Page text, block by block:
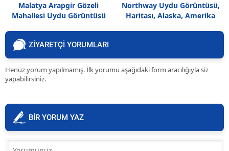
Malatya Arapgir Gözeli
Mahallesi Uydu Görüntüsü
Northway Uydu Görüntüsü,
Haritası, Alaska, Amerika
ZİYARETÇİ YORUMLARI
Henüz yorum yapılmamış. İlk yorumu aşağıdaki form aracılığıyla siz
yapabilirsiniz.
BİR YORUM YAZ